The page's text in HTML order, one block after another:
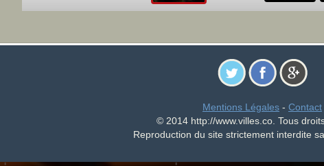
Mentions Légales - Contact
© 2014 http://www.villes.co. Tous
Reproduction du site strictement interdite